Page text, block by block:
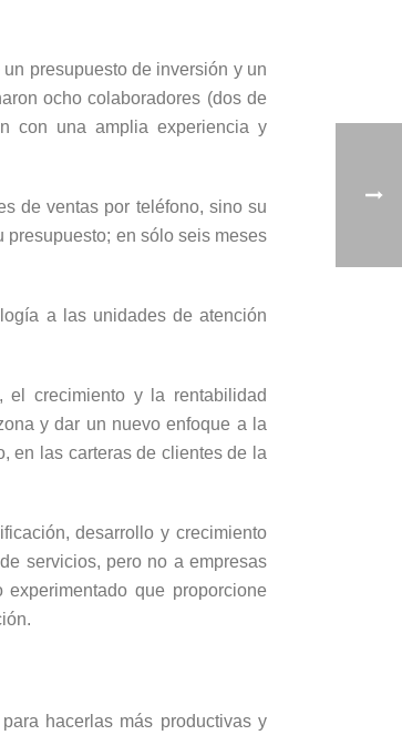
presupuesto de inversión y un
ocho colaboradores (dos de
con una amplia experiencia y
de ventas por teléfono, sino su
presupuesto; en sólo seis meses
a las unidades de atención
el crecimiento y la rentabilidad
y dar un nuevo enfoque a la
en las carteras de clientes de la
desarrollo y crecimiento
servicios, pero no a empresas
que proporcione
hacerlas más productivas y